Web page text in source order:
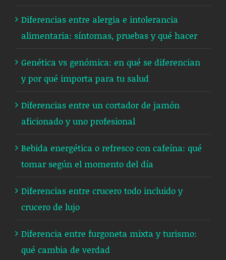
Diferencias entre alergia e intolerancia
alimentaria: síntomas, pruebas y qué hacer
Genética vs genómica: en qué se diferencian
y por qué importa para tu salud
Diferencias entre un cortador de jamón
aficionado y uno profesional
Bebida energética o refresco con cafeína: qué
tomar según el momento del día
Diferencias entre crucero todo incluido y
crucero de lujo
Diferencia entre furgoneta mixta y turismo:
qué cambia de verdad